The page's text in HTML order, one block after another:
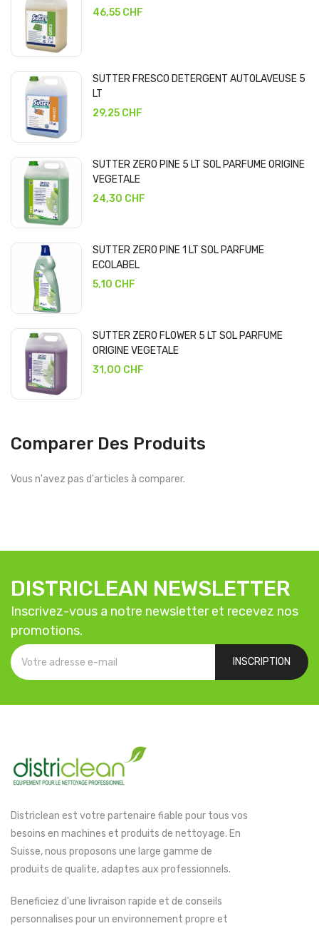
46,55 CHF
SUTTER FRESCO DETERGENT AUTOLAVEUSE 5
LT
29,25 CHF
SUTTER ZERO PINE 5 LT SOL PARFUME ORIGINE
VEGETALE
24,30 CHF
SUTTER ZERO PINE 1 LT SOL PARFUME
ECOLABEL
5,10 CHF
SUTTER ZERO FLOWER 5 LT SOL PARFUME
ORIGINE VEGETALE
31,00 CHF
Comparer Des Produits
Vous n'avez pas d'articles à comparer.
DISTRICLEAN NEWSLETTER
Inscrivez-vous a notre newsletter et recevez nos
promotions.
INSCRIPTION
Districlean est votre partenaire fiable pour tous vos
besoins en machines et produits de nettoyage. En
Suisse, nous proposons une large gamme de
produits de qualite, adaptes aux professionnels.
Beneficiez d'une livraison rapide et de conseils
personnalises pour un environnement propre et